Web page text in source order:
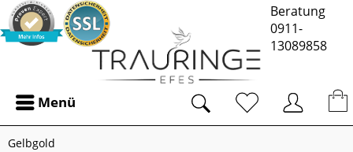
Beratung
0911-
13089858
Menü
Gelbgold